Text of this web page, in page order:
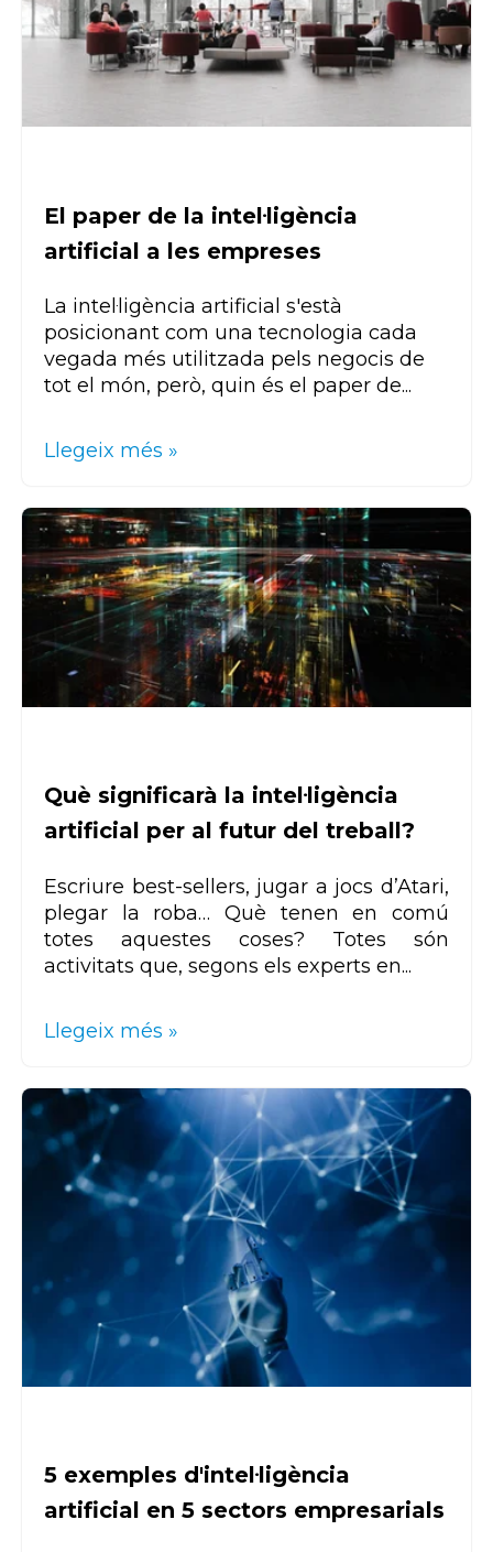
El paper de la intel·ligència
artificial a les empreses
La intel·ligència artificial s'està
posicionant com una tecnologia cada
vegada més utilitzada pels negocis de
tot el món, però, quin és el paper de...
Llegeix més »
Què significarà la intel·ligència
artificial per al futur del treball?
Escriure best-sellers, jugar a jocs d’Atari,
plegar la roba… Què tenen en comú
totes aquestes coses? Totes són
activitats que, segons els experts en...
Llegeix més »
5 exemples d'intel·ligència
artificial en 5 sectors empresarials